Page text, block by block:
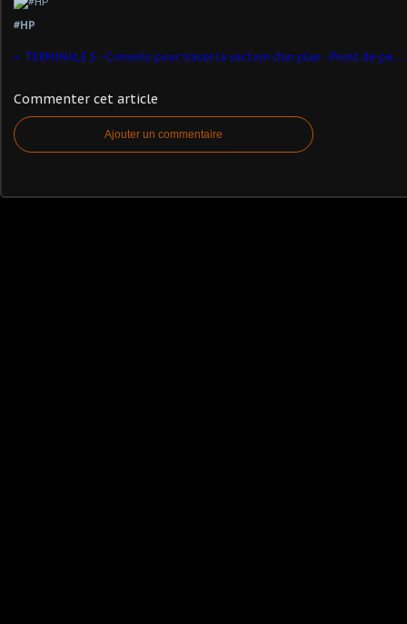
#HP
TERMINALE S - Conseils pour tracer la section d'un plan - Point de percée - Géométrie dans l'espace
Commenter cet article
Ajouter un commentaire